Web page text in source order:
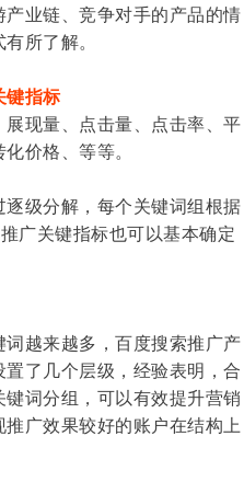
业链、竞争对手的产品的情
所了解。
键指标
现量、点击量、点击率、平
价格、等等。
级分解，每个关键词组根据
广关键指标也可以基本确定
越来越多，百度搜索推广产
了几个层级，经验表明，合
词分组，可以有效提升营销
广效果较好的账户在结构上